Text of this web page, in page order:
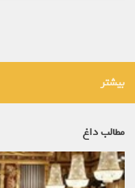
بیشتر
مطالب داغ